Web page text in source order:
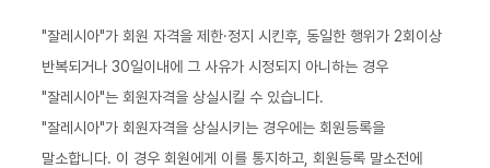
"잘레시아"가 회원 자격을 제한·정지 시킨후, 동일한 행위가 2회이상
반복되거나 30일이내에 그 사유가 시정되지 아니하는 경우
"잘레시아"는 회원자격을 상실시킬 수 있습니다.
"잘레시아"가 회원자격을 상실시키는 경우에는 회원등록을
말소합니다. 이 경우 회원에게 이를 통지하고, 회원등록 말소전에